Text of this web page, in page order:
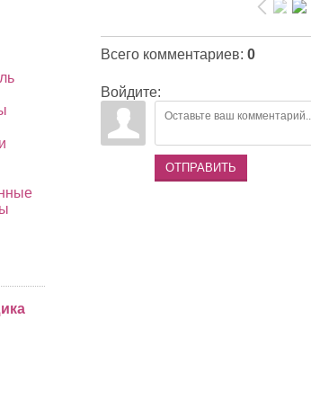
Всего комментариев: 0
Войдите:
ОТПРАВИТЬ